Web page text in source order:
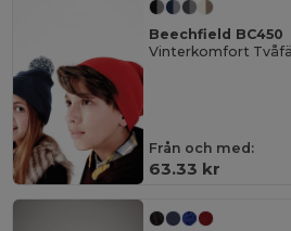
Beechfield BC450
Från och med:
63.33 kr